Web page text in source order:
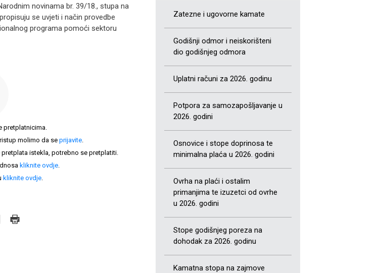
Zatezne i ugovorne kamate
Godišnji odmor i neiskorišteni
dio godišnjeg odmora
Uplatni računi za 2026. godinu
Potpora za samozapošljavanje u
2026. godini
Osnovice i stope doprinosa te
minimalna plaća u 2026. godini
Ovrha na plaći i ostalim
primanjima te izuzetci od ovrhe
u 2026. godini
Stope godišnjeg poreza na
dohodak za 2026. godinu
Kamatna stopa na zajmove
novinama br. 39/18., stupa na
se uvjeti i način provedbe
programa pomoći sektoru
pretplatnicima.
molimo da seprijavite.
istekla, potrebno se pretplatiti.
kliknite ovdje.
kliknite ovdje.